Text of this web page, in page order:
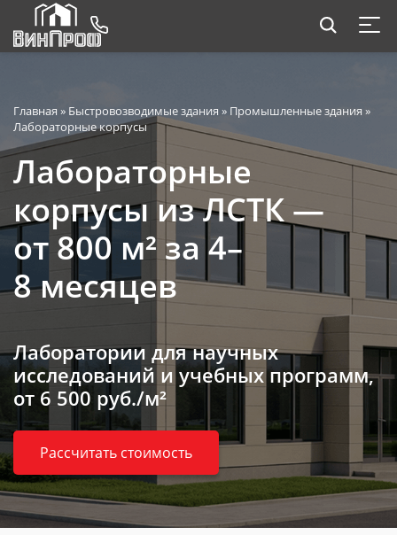
Главная » Быстровозводимые здания » Промышленные здания »
Лабораторные корпусы
Лабораторные
корпусы из ЛСТК —
от 800 м² за 4–
8 месяцев
Лаборатории для научных
исследований и учебных программ,
от 6 500 руб./м²
Рассчитать стоимость